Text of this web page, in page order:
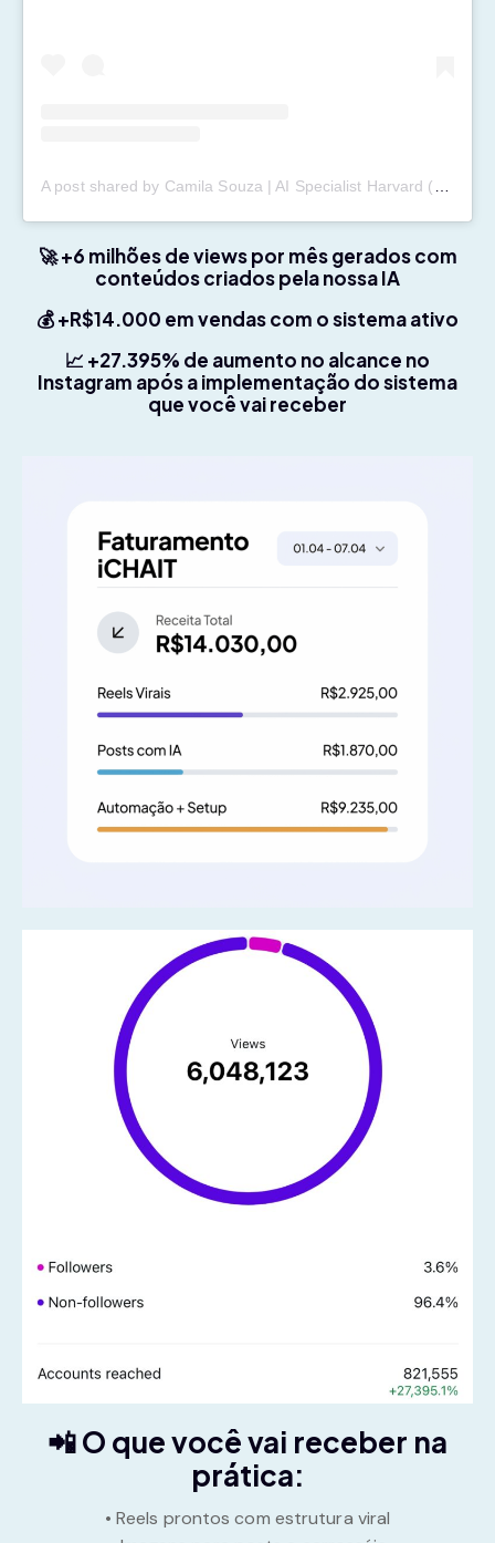
🚀 +6 milhões de views por mês gerados com
conteúdos criados pela nossa IA
💰 +R$14.000 em vendas com o sistema ativo
📈 +27.395% de aumento no alcance no
Instagram após a implementação do sistema
que você vai receber
📲 O que você vai receber na
prática:
• Reels prontos com estrutura viral